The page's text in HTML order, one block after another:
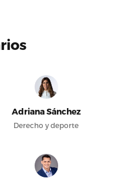
Adriana Sánchez
Derecho y deporte